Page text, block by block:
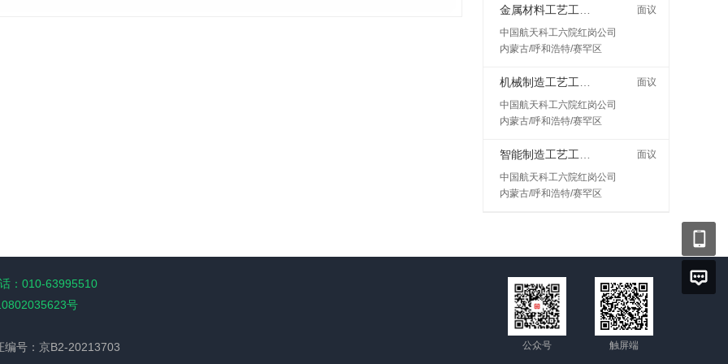
面议
中国航天科工六院红岗公司
内蒙古/呼和浩特/赛罕区
面议
中国航天科工六院红岗公司
内蒙古/呼和浩特/赛罕区
面议
中国航天科工六院红岗公司
内蒙古/呼和浩特/赛罕区
：010-63995510
号
编号：京B2-20213703 公众号 触屏端